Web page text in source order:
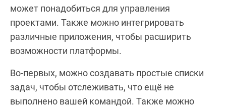
может понадобиться для управления
проектами. Также можно интегрировать
различные приложения, чтобы расширить
возможности платформы.
Во-первых, можно создавать простые списки
задач, чтобы отслеживать, что ещё не
выполнено вашей командой. Также можно